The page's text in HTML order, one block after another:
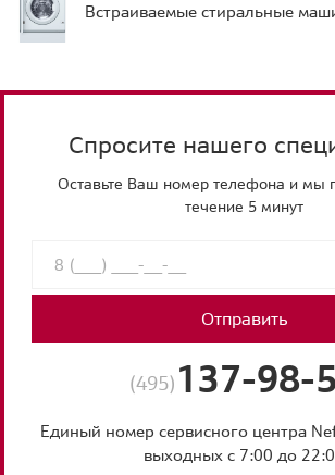
Встраиваемые стиральные
Спросите нашего
Оставьте Ваш номер телефона и мы
течение 5 минут
Отправить
(495) 137-98-
Единый номер сервисного центра
выходных с 7:00 до